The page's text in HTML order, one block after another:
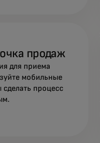
продаж
для приема
мобильные
сделать процесс